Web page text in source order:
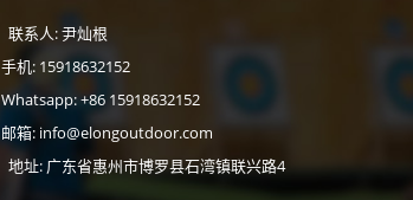
联系人: 尹灿根
手机: 15918632152
Whatsapp: +86 15918632152
邮箱: info@elongoutdoor.com
地址: 广东省惠州市博罗县石湾镇联兴路4